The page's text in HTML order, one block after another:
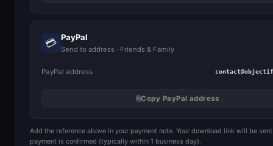
💳 PayPal
Send to address · Friends & Family
PayPal address
⎘Copy PayPal address
Add the reference above in your payment note. Your download link will be
payment is confirmed (typically within 1 business day).